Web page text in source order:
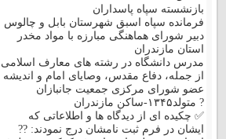
بازنشسته سپاه پاسداران
فرمانده سپاه اسبق شهرستان بابل و چالوس
دبیر شورای هماهنگی مبارزه با مواد مخدر
استان مازندران
مدرس دانشگاه در رشته های معارف اسلامی
از جمله، دفاع مقدس، وصایای امام و اندیشه
عضو شورای مرکزی جمعیت جانبازان
? متولد۱۳۴۵-ساکن مازندران
✅ چکیده ای از دیدگاه ها و اطلاعاتی که
ایشان در فرم ثبت نامشان درج نمودند: ??